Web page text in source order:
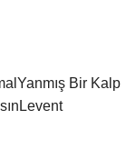
Bir Kalp